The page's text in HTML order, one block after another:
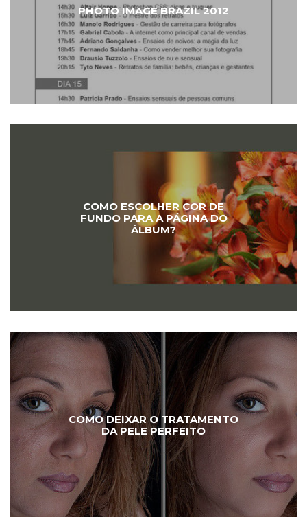
PHOTO IMAGE BRAZIL 2012
COMO ESCOLHER COR DE
FUNDO PARA A PÁGINA DO
ÁLBUM?
COMO DEIXAR O TRATAMENTO
DA PELE PERFEITO